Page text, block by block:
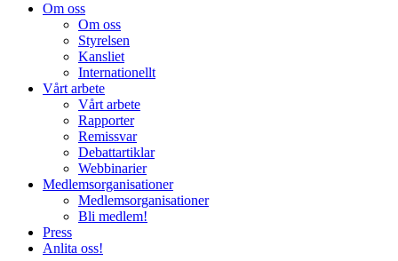
Om oss
Om oss
Styrelsen
Kansliet
Internationellt
Vårt arbete
Vårt arbete
Rapporter
Remissvar
Debattartiklar
Webbinarier
Medlemsorganisationer
Medlemsorganisationer
Bli medlem!
Press
Anlita oss!